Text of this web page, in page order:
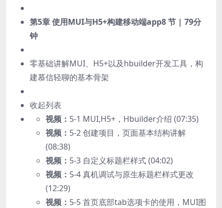
第5章 使用MUI与H5+构建移动端app8 节 | 79分
钟
零基础讲解MUI、H5+以及hbuilder开发工具，构
建慕信轻聊的基本骨架
收起列表
视频： 5-1 MUI,H5+，Hbuilder介绍 (07:35)
视频： 5-2 创建项目，页面基本结构讲解
(08:38)
视频： 5-3 自定义标题栏样式 (04:02)
视频： 5-4 真机调试与原生标题栏样式更改
(12:29)
视频： 5-5 首页底部tab选项卡的使用，MUI图